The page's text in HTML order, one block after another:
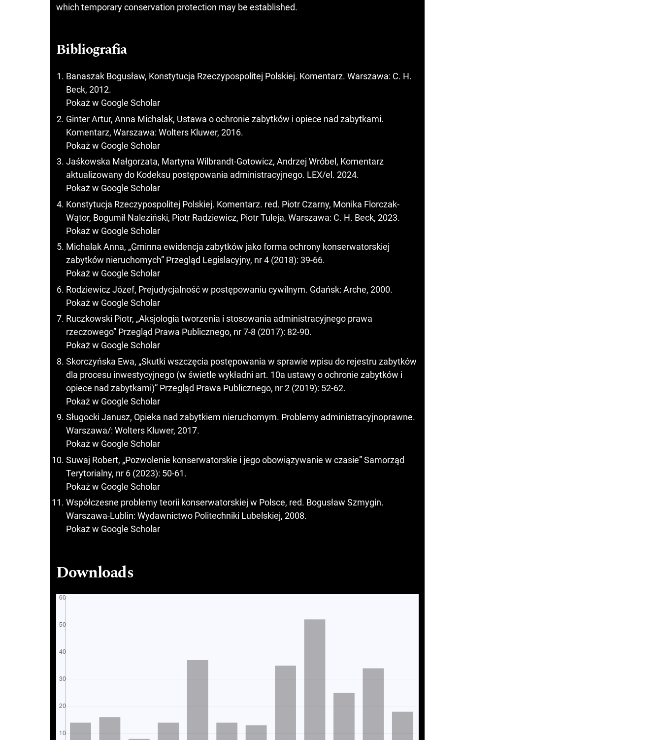
which temporary conservation protection may be established.
Bibliografia
Banaszak Bogusław, Konstytucja Rzeczypospolitej Polskiej. Komentarz. Warszawa: C. H.
Beck, 2012.
Pokaż w Google Scholar
Ginter Artur, Anna Michalak, Ustawa o ochronie zabytków i opiece nad zabytkami.
Komentarz, Warszawa: Wolters Kluwer, 2016.
Pokaż w Google Scholar
Jaśkowska Małgorzata, Martyna Wilbrandt-Gotowicz, Andrzej Wróbel, Komentarz
aktualizowany do Kodeksu postępowania administracyjnego. LEX/el. 2024.
Pokaż w Google Scholar
Konstytucja Rzeczypospolitej Polskiej. Komentarz. red. Piotr Czarny, Monika Florczak-
Wątor, Bogumił Naleziński, Piotr Radziewicz, Piotr Tuleja, Warszawa: C. H. Beck, 2023.
Pokaż w Google Scholar
Michalak Anna, „Gminna ewidencja zabytków jako forma ochrony konserwatorskiej
zabytków nieruchomych” Przegląd Legislacyjny, nr 4 (2018): 39-66.
Pokaż w Google Scholar
Rodziewicz Józef, Prejudycjalność w postępowaniu cywilnym. Gdańsk: Arche, 2000.
Pokaż w Google Scholar
Ruczkowski Piotr, „Aksjologia tworzenia i stosowania administracyjnego prawa
rzeczowego” Przegląd Prawa Publicznego, nr 7-8 (2017): 82-90.
Pokaż w Google Scholar
Skorczyńska Ewa, „Skutki wszczęcia postępowania w sprawie wpisu do rejestru zabytków
dla procesu inwestycyjnego (w świetle wykładni art. 10a ustawy o ochronie zabytków i
opiece nad zabytkami)” Przegląd Prawa Publicznego, nr 2 (2019): 52-62.
Pokaż w Google Scholar
Sługocki Janusz, Opieka nad zabytkiem nieruchomym. Problemy administracyjnoprawne.
Warszawa/: Wolters Kluwer, 2017.
Pokaż w Google Scholar
Suwaj Robert, „Pozwolenie konserwatorskie i jego obowiązywanie w czasie” Samorząd
Terytorialny, nr 6 (2023): 50-61.
Pokaż w Google Scholar
Współczesne problemy teorii konserwatorskiej w Polsce, red. Bogusław Szmygin.
Warszawa-Lublin: Wydawnictwo Politechniki Lubelskiej, 2008.
Pokaż w Google Scholar
Downloads